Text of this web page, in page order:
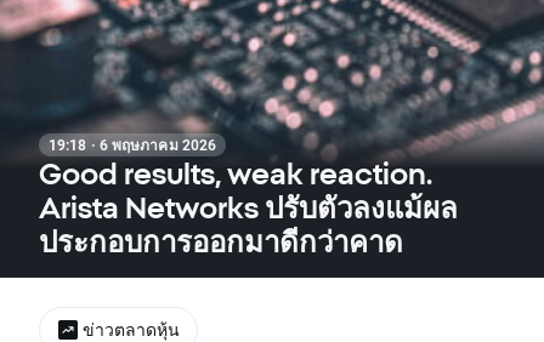
19:18 · 6 พฤษภาคม 2026
Good results, weak reaction.
Arista Networks ปรับตัวลงแม้ผล
ประกอบการออกมาดีกว่าคาด
ข่าวตลาดหุ้น